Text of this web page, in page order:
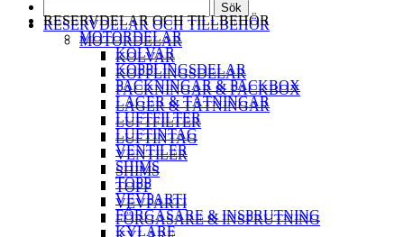
Sök
RESERVDELAR OCH TILLBEHÖR
MOTORDELAR
KOLVAR
KOPPLINGSDELAR
PACKNINGAR & PACKBOX
LAGER & TÄTNINGAR
LUFTFILTER
LUFTINTAG
VENTILER
SHIMS
TOPP
VEVPARTI
FÖRGASARE & INSPRUTNING
RESERVDELAR OCH TILLBEHÖR
MOTORDELAR
KOLVAR
KOPPLINGSDELAR
PACKNINGAR & PACKBOX
LAGER & TÄTNINGAR
LUFTFILTER
LUFTINTAG
VENTILER
SHIMS
TOPP
VEVPARTI
FÖRGASARE & INSPRUTNING
KYLARE